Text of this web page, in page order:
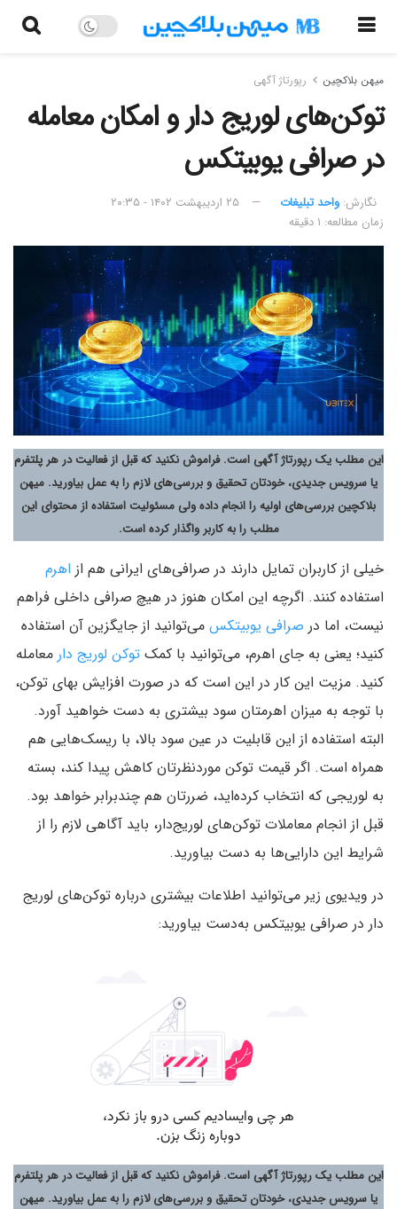
میهن بلاکچین رپورتاژ آگهی
توکن‌های لوریج دار و امکان معامله
در صرافی یوبیتکس
نگارش:‌ واحد تبلیغات
۲۵ اردیبهشت ۱۴۰۲ - ۲۰:۳۵
زمان مطالعه: ۱ دقیقه
این مطلب یک رپورتاژ آگهی است. فراموش نکنید که قبل از فعالیت در هر پلتفرم
یا سرویس جدیدی، خودتان تحقیق و بررسی‌های لازم را به عمل بیاورید. میهن
بلاکچین بررسی‌های اولیه را انجام داده ولی مسئولیت استفاده از محتوای این
مطلب را به کاربر واگذار کرده است.
خیلی از کاربران تمایل دارند در صرافی‌های ایرانی هم از اهرم
استفاده کنند. اگرچه این امکان هنوز در هیچ صرافی داخلی فراهم
نیست، اما در صرافی یوبیتکس می‌توانید از جایگزین آن استفاده
کنید؛ یعنی به جای اهرم، می‌توانید با کمک توکن لوریج دار معامله
کنید. مزیت این کار در این است که در صورت افزایش بهای توکن،
با توجه به میزان اهرمتان سود بیشتری به دست خواهید آورد.
البته استفاده از این قابلیت در عین سود بالا، با ریسک‌هایی هم
همراه است. اگر قیمت توکن موردنظرتان کاهش پیدا کند، بسته
به لوریجی که انتخاب کرده‌اید، ضررتان هم چندبرابر خواهد بود.
قبل از انجام معاملات توکن‌های لوریج‌دار، باید آگاهی لازم را از
شرایط این دارایی‌ها به دست بیاورید.
در ویدیوی زیر می‌توانید اطلاعات بیشتری درباره توکن‌های لوریج
دار در صرافی یوبیتکس به‌دست بیاورید:
این مطلب یک رپورتاژ آگهی است. فراموش نکنید که قبل از فعالیت در هر پلتفرم
یا سرویس جدیدی، خودتان تحقیق و بررسی‌های لازم را به عمل بیاورید. میهن